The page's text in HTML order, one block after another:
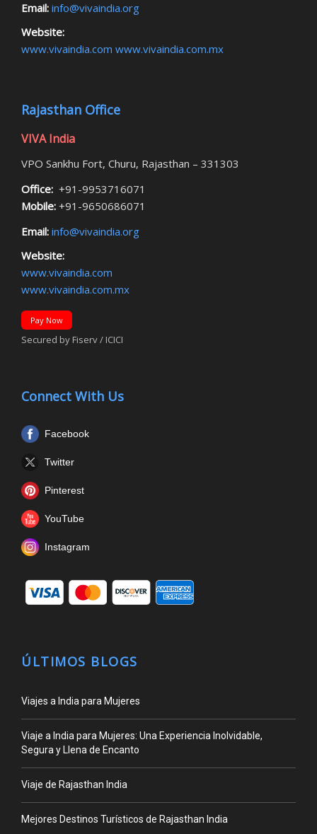
Email: info@vivaindia.org
Website:
www.vivaindia.com www.vivaindia.com.mx
Rajasthan Office
VIVA India
VPO Sankhu Fort, Churu, Rajasthan – 331303
Office: +91-9953716071
Mobile: +91-9650686071
Email: info@vivaindia.org
Website:
www.vivaindia.com
www.vivaindia.com.mx
Pay Now
Secured by Fiserv / ICICI
Connect With Us
Facebook
Twitter
Pinterest
YouTube
Instagram
ÚLTIMOS BLOGS
Viajes a India para Mujeres
Viaje a India para Mujeres: Una Experiencia Inolvidable,
Segura y Llena de Encanto
Viaje de Rajasthan India
Mejores Destinos Turísticos de Rajasthan India